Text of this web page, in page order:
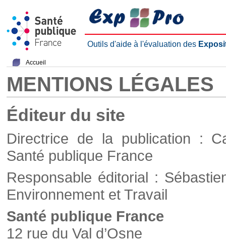
Outils d'aide à l'évaluation des
Accueil
MENTIONS LÉGALES
Éditeur du site
Directrice de la publication :
Santé publique France
Responsable éditorial :
Environnement et Travail
Santé publique France
12 rue du Val d’Osne